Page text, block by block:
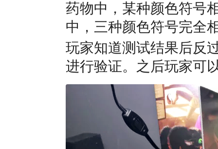
药物中，某种颜色符号
中，三种颜色符号完全
玩家知道测试结果后反
进行验证。之后玩家可